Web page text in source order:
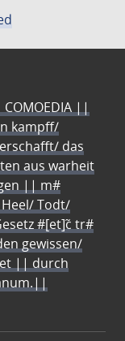
||
kampff/
das
aus warheit
|| m#
Todt/
#[et]c̃ tr#
gewissen/
|| durch